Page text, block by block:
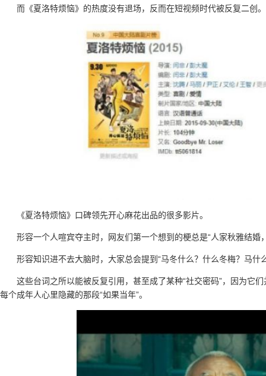
而《夏洛特烦恼》的热度没有退场，反而在短视频时代被反复二创。
《夏洛特烦恼》口碑领先开心麻花出品的很多影片。
形容一个人喧宾夺主时，网友们第一个想到的梗总是“人家秋雅结
形容知识进不去大脑时，大家总会提到“马冬什么？什么冬梅？马什
这些台词之所以能被反复引用，甚至成了某种“社交密码”，因为它
每个成年人心里隐藏的那段“如果当年”。